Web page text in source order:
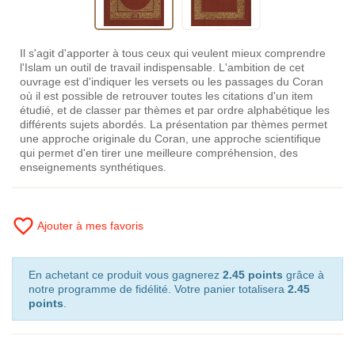
Il s'agit d'apporter à tous ceux qui veulent mieux comprendre
l'Islam un outil de travail indispensable. L'ambition de cet
ouvrage est d'indiquer les versets ou les passages du Coran
où il est possible de retrouver toutes les citations d'un item
étudié, et de classer par thèmes et par ordre alphabétique les
différents sujets abordés. La présentation par thèmes permet
une approche originale du Coran, une approche scientifique
qui permet d'en tirer une meilleure compréhension, des
enseignements synthétiques.
favorite_border Ajouter à mes favoris
En achetant ce produit vous gagnerez 2.45 points grâce à
notre programme de fidélité. Votre panier totalisera 2.45
points